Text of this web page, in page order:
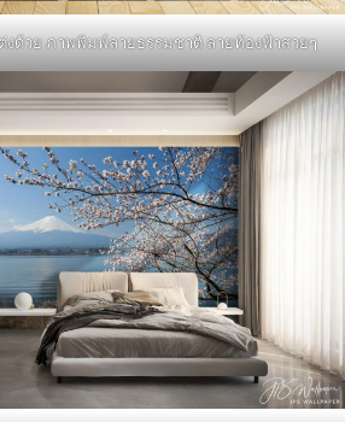
ด้วย ภาพพิมพ์ลายธรรมชาติ ลายท้องฟ้าสวยๆ